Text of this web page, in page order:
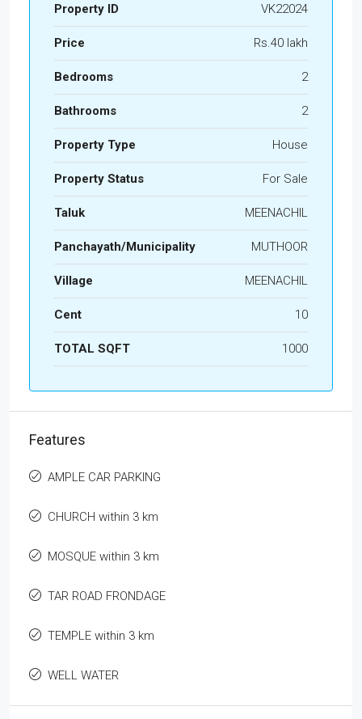
Property ID VK22024
Price Rs.40 lakh
Bedrooms 2
Bathrooms 2
Property Type House
Property Status For Sale
Taluk MEENACHIL
Panchayath/Municipality MUTHOOR
Village MEENACHIL
Cent 10
TOTAL SQFT 1000
Features
AMPLE CAR PARKING
CHURCH within 3 km
MOSQUE within 3 km
TAR ROAD FRONDAGE
TEMPLE within 3 km
WELL WATER